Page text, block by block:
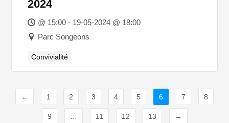
2024
@ 15:00 - 19-05-2024 @ 18:00
Parc Songeons
Convivialité
← 1 2 3 4 5 6 7 8
9 11 12 13 →